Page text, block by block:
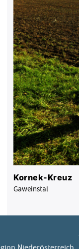
Kornek-Kreuz
Gaweinstal